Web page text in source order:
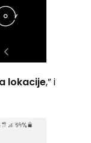
lokacije,” i